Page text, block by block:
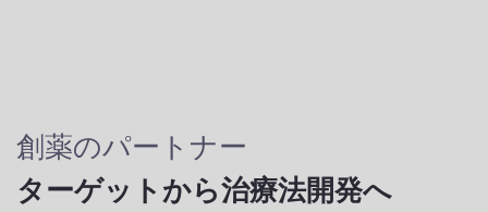
創薬のパートナー
ターゲットから治療法開発へ